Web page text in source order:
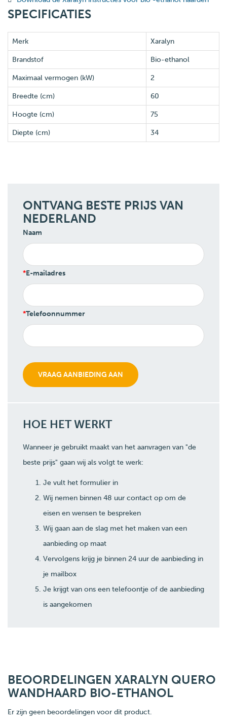
SPECIFICATIES
Merk Xaralyn
Brandstof Bio-ethanol
Maximaal vermogen (kW) 2
Breedte (cm) 60
Hoogte (cm) 75
Diepte (cm) 34
ONTVANG BESTE PRIJS VAN
NEDERLAND
Naam
E-mailadres
Telefoonnummer
HOE HET WERKT
Wanneer je gebruikt maakt van het aanvragen van "de
beste prijs" gaan wij als volgt te werk:
Je vult het formulier in
Wij nemen binnen 48 uur contact op om de
eisen en wensen te bespreken
Wij gaan aan de slag met het maken van een
aanbieding op maat
Vervolgens krijg je binnen 24 uur de aanbieding in
je mailbox
Je krijgt van ons een telefoontje of de aanbieding
is aangekomen
BEOORDELINGEN XARALYN QUERO
WANDHAARD BIO-ETHANOL
Er zijn geen beoordelingen voor dit product.